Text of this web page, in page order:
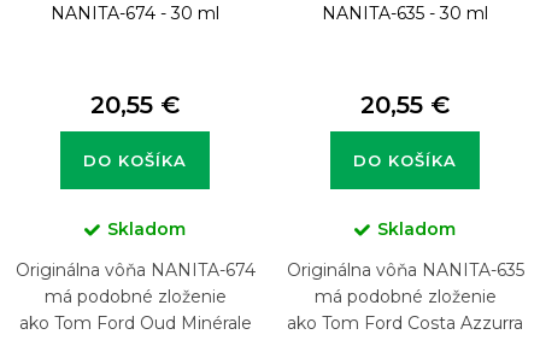
NANITA-674 - 30 ml
20,55 €
DO KOŠÍKA
Skladom
Originálna vôňa NANITA-674
má podobné zloženie
ako Tom Ford Oud Minérale
NANITA-635 - 30 ml
20,55 €
DO KOŠÍKA
Skladom
Originálna vôňa NANITA-635
má podobné zloženie
ako Tom Ford Costa Azzurra